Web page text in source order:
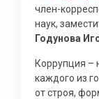
член-
наук,
Годунова
Коррупция –
каждого из
от строя,